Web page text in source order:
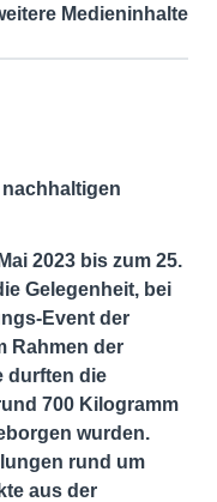
Medieninhalte
2023 bis zum 25.
Gelegenheit, bei
Event der
Rahmen der
durften die
700 Kilogramm
wurden.
rund um
aus der